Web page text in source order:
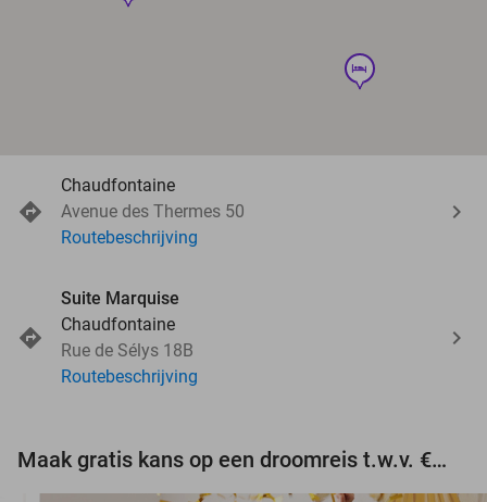
hotel
Chaudfontaine
Avenue des Thermes 50
Routebeschrijving
Suite Marquise
Chaudfontaine
Rue de Sélys 18B
Routebeschrijving
Maak gratis kans op een droomreis t.w.v. €3.000!